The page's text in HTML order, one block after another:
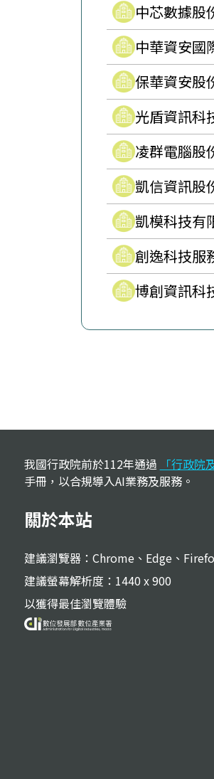
中芯數據股
中華資安國
保華資安股
光盾資訊科
凌群電腦股
凱信資訊股
凱模科技有
創逸科技服
博創資訊科
我國行政院前於112年通過
「行政院
手冊，以合規導入AI業務及服務。
關於本站
建議瀏覽器：Chrome、Edge、
建議螢幕解析度：1440 x 900
以獲得最佳瀏覽體驗